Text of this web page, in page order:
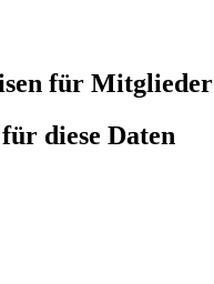
für Mitglieder
diese Daten